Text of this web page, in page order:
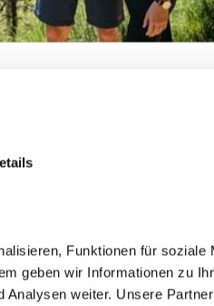
Funktionen für soziale
geben wir Informationen zu
weiter. Unsere